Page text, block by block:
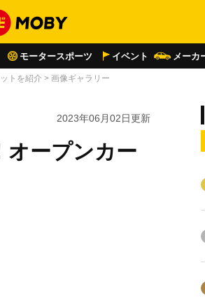
モータースポーツ イベント メーカ
トを紹介 > 画像ギャラリー
2023年06月02日更新
オープンカー